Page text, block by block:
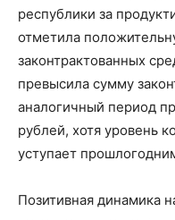
республики за
отметила
законтрактованных
превысила сумму
аналогичный период
рублей, хотя уровень
уступает
Позитивная динамика